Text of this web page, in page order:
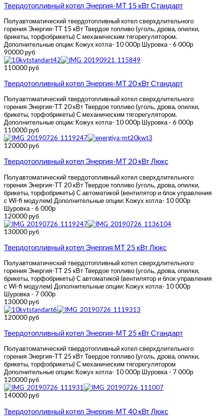
Твердотопливный котел Энергия-МТ 15 кВт Стандарт
Полуавтоматический твердотопливный котел сверхдлительного
горения Энергия-ТТ 15 кВт Твердое топливо (уголь, дрова, опилки,
брикеты, торфобрикеты) С механическим тягорегулятором.
Дополнительные опции: Кожух котла- 10 000р Шуровка - 6 000р
90000 руб
110000 руб
Твердотопливный котел Энергия-МТ 20 кВт Стандарт
Полуавтоматический твердотопливный котел сверхдлительного
горения Энергия-ТТ 20 кВт Твердое топливо (уголь, дрова, опилки,
брикеты, торфобрикеты) С механическим тягорегулятором.
Дополнительные опции: Кожух котла- 10 000р Шуровка - 6 000р
110000 руб
120000 руб
Твердотопливный котел Энергия-МТ 20 кВт Люкс
Полуавтоматический твердотопливный котел сверхдлительного
горения Энергия-ТТ 20 кВт Твердое топливо (уголь, дрова, опилки,
брикеты, торфобрикеты) С автоматикой (вентилятор и блок управления
с Wi-fi модулем) Дополнительные опции: Кожух котла- 10 000р
Шуровка - 6 000р
120000 руб
130000 руб
Твердотопливный котел Энергия МТ 25 кВт Люкс
Полуавтоматический твердотопливный котел сверхдлительного
горения Энергия-ТТ 25 кВт Твердое топливо (уголь, дрова, опилки,
брикеты, торфобрикеты) С автоматикой (вентилятор и блок управления
с Wi-fi модулем) Дополнительные опции: Кожух котла- 10 000р
Шуровка - 7 000р
130000 руб
120000 руб
Твердотопливный котел Энергия-МТ 25 кВт Стандарт
Полуавтоматический твердотопливный котел сверхдлительного
горения Энергия-ТТ 25 кВт Твердое топливо (уголь, дрова, опилки,
брикеты, торфобрикеты) С механическим тягорегулятором
Дополнительные опции: Кожух котла- 10 000р Шуровка - 7 000р
120000 руб
140000 руб
Твердотопливный котел Энергия-МТ 40 кВт Люкс